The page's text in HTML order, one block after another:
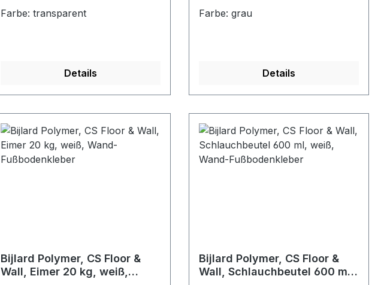
transparent, Construction
Farbe: transparent
Details
Sealer 60
Farbe: grau
Details
Bijlard Polymer, CS Floor &
Wall, Eimer 20 kg, weiß,
Bijlard Polymer, CS Floor &
Wall, Schlauchbeutel 600 ml,